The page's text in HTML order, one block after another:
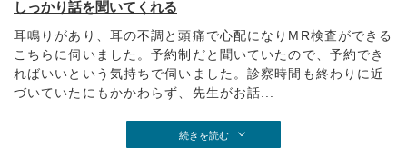
しっかり話を聞いてくれる
耳鳴りがあり、耳の不調と頭痛で心配になりMR検査ができる
こちらに伺いました。予約制だと聞いていたので、予約でき
ればいいという気持ちで伺いました。診察時間も終わりに近
づいていたにもかかわらず、先生がお話...
続きを読む